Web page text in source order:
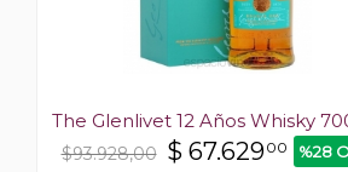
The Glenlivet 12 Años Whisky
$93.928,00 $ 67.62900 %28